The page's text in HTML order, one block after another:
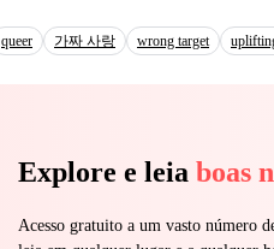
queer 가짜 사랑 wrong target
Explore e leia boas
Acesso gratuito a um vasto número